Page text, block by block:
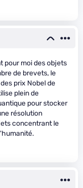
pour moi des objets
de brevets, le
prix Nobel de
plein de
pour stocker
résolution
concentrant le